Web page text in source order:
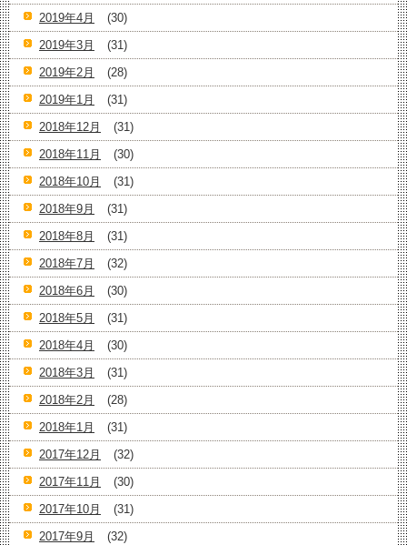
2019年4月
(30)
2019年3月
(31)
2019年2月
(28)
2019年1月
(31)
2018年12月
(31)
2018年11月
(30)
2018年10月
(31)
2018年9月
(31)
2018年8月
(31)
2018年7月
(32)
2018年6月
(30)
2018年5月
(31)
2018年4月
(30)
2018年3月
(31)
2018年2月
(28)
2018年1月
(31)
2017年12月
(32)
2017年11月
(30)
2017年10月
(31)
2017年9月
(32)